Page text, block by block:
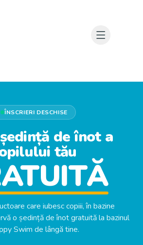
Open
ÎNSCRIERI DESCHISE
de înota
tău
care iubesc copiii, în bazine
o ședință de înot gratuită la bazinul
Swim de lângă tine.